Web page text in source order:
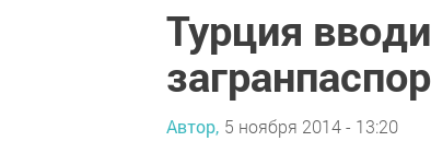
Турция
Автор, 5 ноября 2014 - 13:20